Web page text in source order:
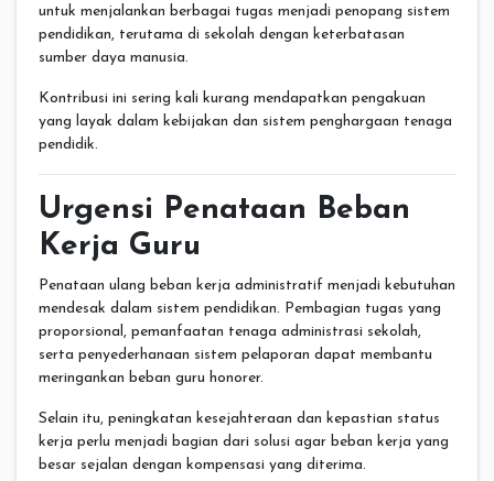
untuk menjalankan berbagai tugas menjadi penopang sistem
pendidikan, terutama di sekolah dengan keterbatasan
sumber daya manusia.
Kontribusi ini sering kali kurang mendapatkan pengakuan
yang layak dalam kebijakan dan sistem penghargaan tenaga
pendidik.
Urgensi Penataan Beban
Kerja Guru
Penataan ulang beban kerja administratif menjadi kebutuhan
mendesak dalam sistem pendidikan. Pembagian tugas yang
proporsional, pemanfaatan tenaga administrasi sekolah,
serta penyederhanaan sistem pelaporan dapat membantu
meringankan beban guru honorer.
Selain itu, peningkatan kesejahteraan dan kepastian status
kerja perlu menjadi bagian dari solusi agar beban kerja yang
besar sejalan dengan kompensasi yang diterima.